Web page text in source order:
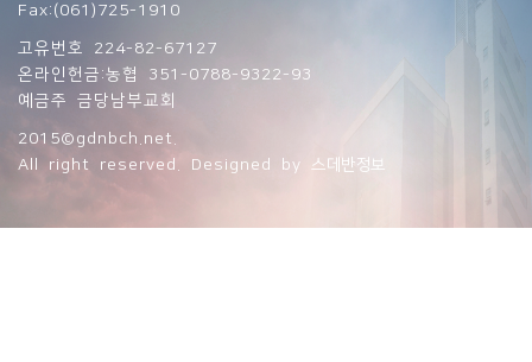
Fax:(061)725-1910
고유번호 224-82-67127
온라인헌금:농협 351-0788-9322-93
예금주 금당남부교회
2015©gdnbch.net.
All right reserved. Designed by 스데반정보